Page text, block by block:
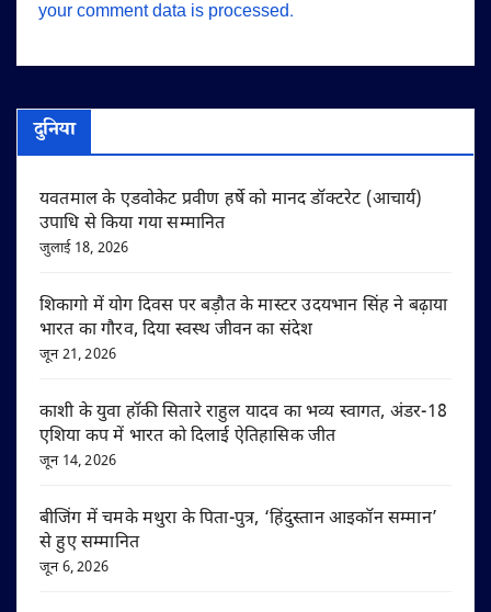
your comment data is processed.
दुनिया
यवतमाल के एडवोकेट प्रवीण हर्षे को मानद डॉक्टरेट (आचार्य)
उपाधि से किया गया सम्मानित
जुलाई 18, 2026
शिकागो में योग दिवस पर बड़ौत के मास्टर उदयभान सिंह ने बढ़ाया
भारत का गौरव, दिया स्वस्थ जीवन का संदेश
जून 21, 2026
काशी के युवा हॉकी सितारे राहुल यादव का भव्य स्वागत, अंडर-18
एशिया कप में भारत को दिलाई ऐतिहासिक जीत
जून 14, 2026
बीजिंग में चमके मथुरा के पिता-पुत्र, ‘हिंदुस्तान आइकॉन सम्मान’
से हुए सम्मानित
जून 6, 2026